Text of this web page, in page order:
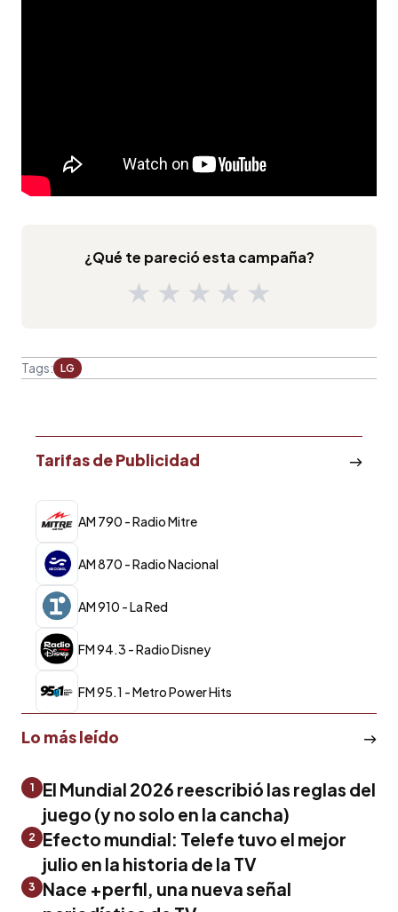
¿Qué te pareció esta campaña?
★ ★ ★ ★ ★
Tags: LG
Tarifas de Publicidad
AM 790 - Radio Mitre
AM 870 - Radio Nacional
AM 910 - La Red
FM 94.3 - Radio Disney
FM 95.1 - Metro Power Hits
Lo más leído
1
El Mundial 2026 reescribió las reglas del
juego (y no solo en la cancha)
2
Efecto mundial: Telefe tuvo el mejor
julio en la historia de la TV
3
Nace +perfil, una nueva señal